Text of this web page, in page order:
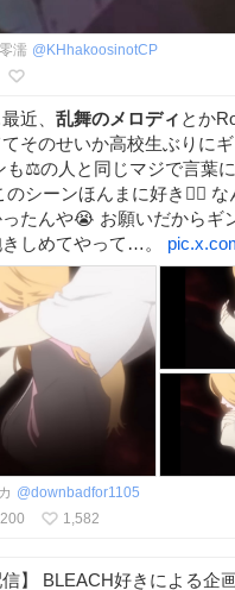
濡 @ KHhakoosinotCP
近、 乱舞のメロディ とか
そのせいか高校生ぶりに
も⚖️の人と同じマジで言葉
シーンほんまに好き🤦‍♀️ な
たんや😭 お願いだからギ
きしめてやって…。
@downbadfor1105
200 1,582
信】 BLEACH好きによる企